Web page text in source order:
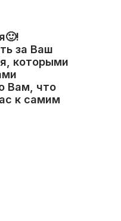
за Ваш
которыми
Вам, что
к самим